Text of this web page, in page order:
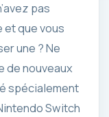
pas
et que vous
une ? Ne
de nouveaux
spécialement
Switch